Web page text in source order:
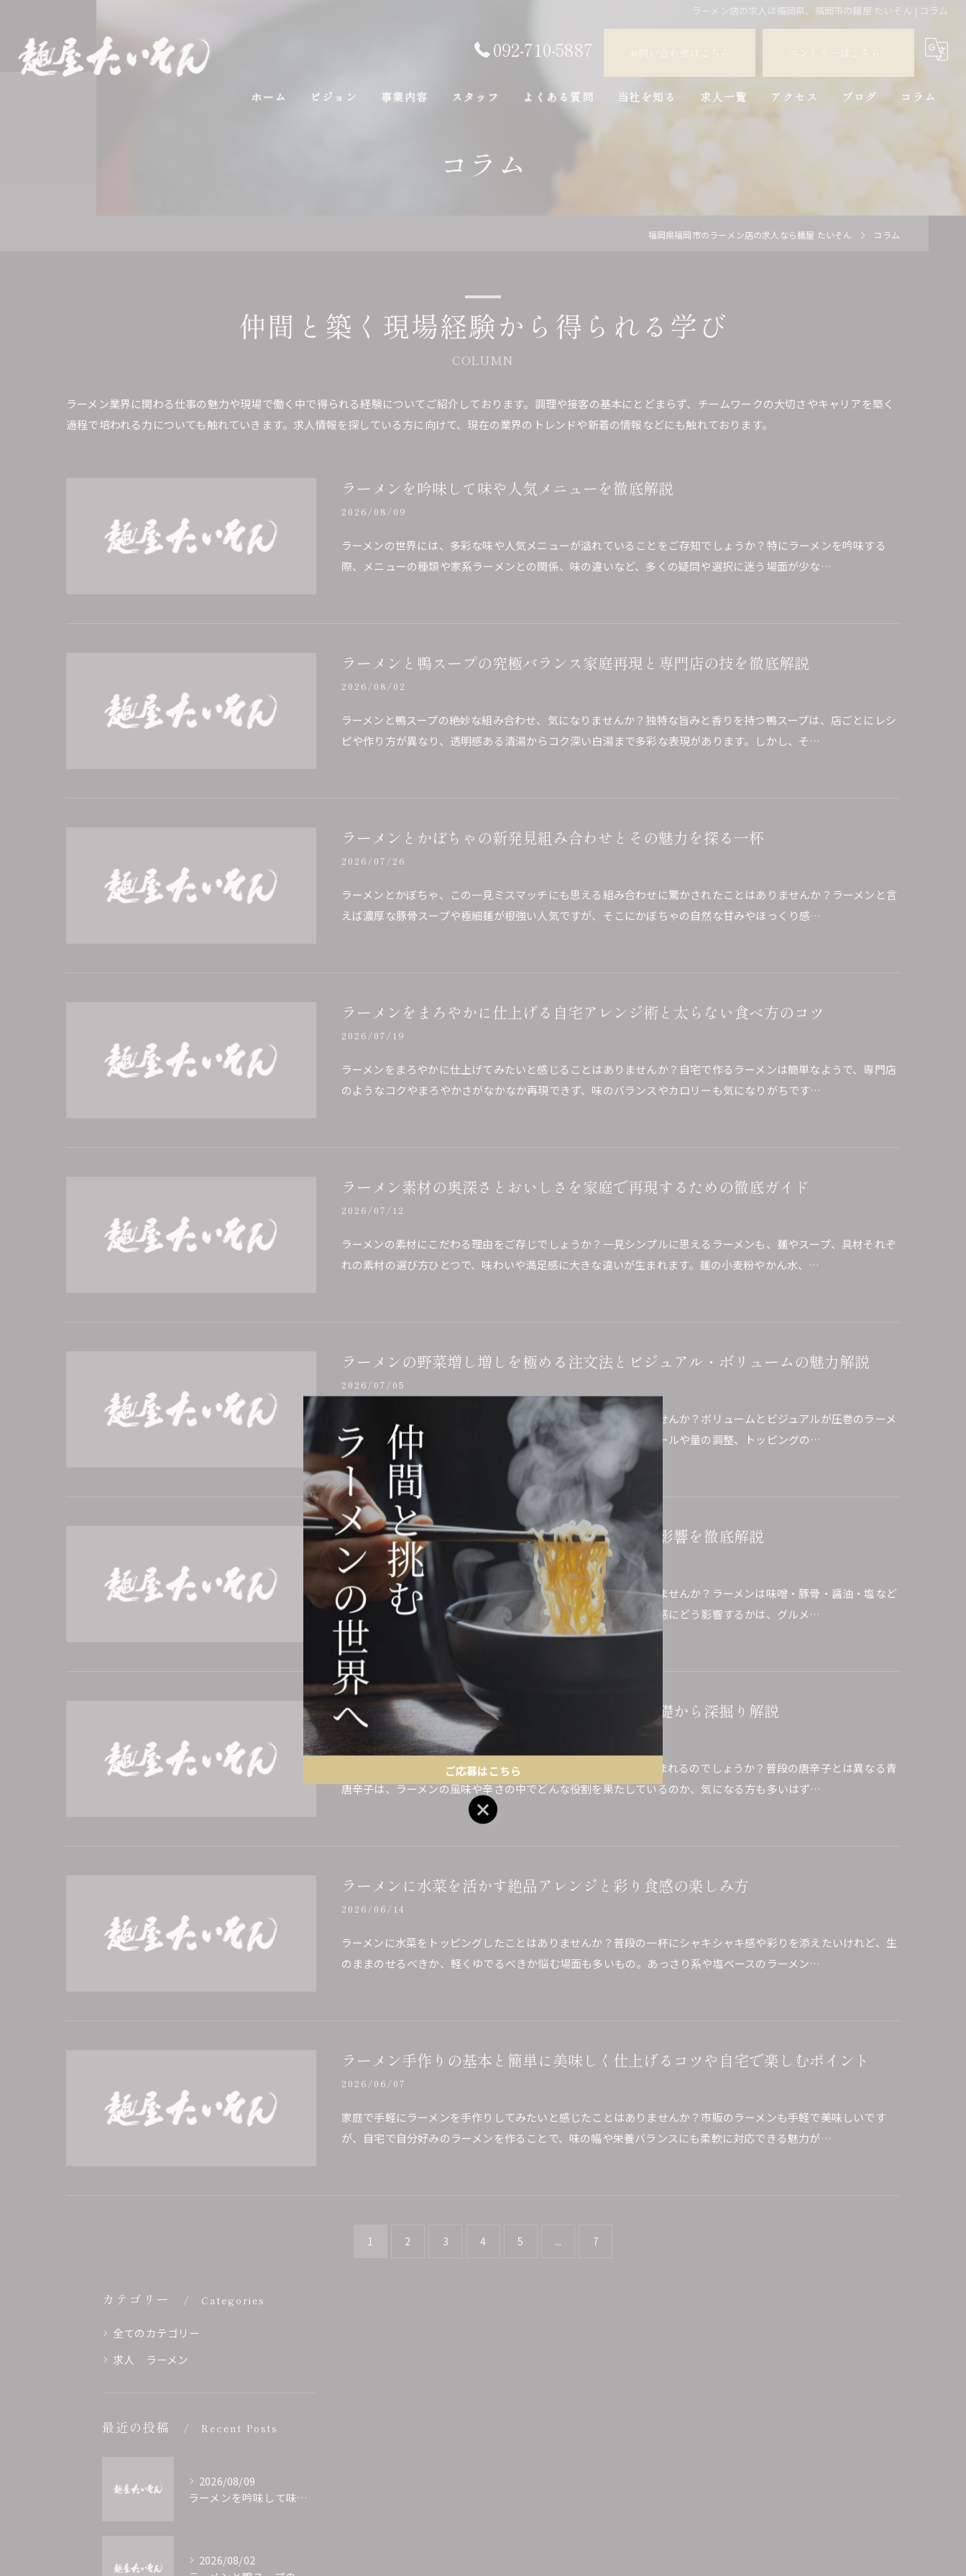
ラーメン店の求人は福岡県、福岡市の麺屋 たいそん | コラム
092-710-5887 お問い合わせはこちら エントリーはこちら
ホーム ビジョン 事業内容 スタッフ よくある質問 当社を知る 求人一覧 アクセス ブログ コラム
コラム
福岡県福岡市のラーメン店の求人なら麺屋 たいそん コラム
仲間と築く現場経験から得られる学び
COLUMN
ラーメン業界に関わる仕事の魅力や現場で働く中で得られる経験についてご紹介しております。調理や接客の基本にとどまらず、チームワークの大切さやキャリアを築く
過程で培われる力についても触れていきます。求人情報を探している方に向けて、現在の業界のトレンドや新着の情報などにも触れております。
ラーメンを吟味して味や人気メニューを徹底解説
2026/08/09
ラーメンの世界には、多彩な味や人気メニューが溢れていることをご存知でしょうか？特にラーメンを吟味する
際、メニューの種類や家系ラーメンとの関係、味の違いなど、多くの疑問や選択に迷う場面が少な…
ラーメンと鴨スープの究極バランス家庭再現と専門店の技を徹底解説
2026/08/02
ラーメンと鴨スープの絶妙な組み合わせ、気になりませんか？独特な旨みと香りを持つ鴨スープは、店ごとにレシ
ピや作り方が異なり、透明感ある清湯からコク深い白湯まで多彩な表現があります。しかし、そ…
ラーメンとかぼちゃの新発見組み合わせとその魅力を探る一杯
2026/07/26
ラーメンとかぼちゃ、この一見ミスマッチにも思える組み合わせに驚かされたことはありませんか？ラーメンと言
えば濃厚な豚骨スープや極細麺が根強い人気ですが、そこにかぼちゃの自然な甘みやほっくり感…
ラーメンをまろやかに仕上げる自宅アレンジ術と太らない食べ方のコツ
2026/07/19
ラーメンをまろやかに仕上げてみたいと感じることはありませんか？自宅で作るラーメンは簡単なようで、専門店
のようなコクやまろやかさがなかなか再現できず、味のバランスやカロリーも気になりがちです…
ラーメン素材の奥深さとおいしさを家庭で再現するための徹底ガイド
2026/07/12
ラーメンの素材にこだわる理由をご存じでしょうか？一見シンプルに思えるラーメンも、麺やスープ、具材それぞ
れの素材の選び方ひとつで、味わいや満足感に大きな違いが生まれます。麺の小麦粉やかん水、…
ラーメンの野菜増し増しを極める注文法とビジュアル・ボリュームの魅力解説
2026/07/05
野菜増し増しのラーメンに挑戦してみたいと感じたことはありませんか？ボリュームとビジュアルが圧巻のラーメ
ンは、ひと口ごとに満足感や達成感が得られる一方で、注文のルールや量の調整、トッピングの…
ラーメンとスフレの意外な関係と味や体調への影響を徹底解説
2026/06/28
ラーメンとスフレに、意外なつながりがあると感じたことはありませんか？ラーメンは味噌・豚骨・醤油・塩など
多彩なバリエーションがあり、それぞれの味や材料が体調や満足感にどう影響するかは、グルメ…
ラーメンと青唐辛子の辛さ比較と味わい方を基礎から深掘り解説
2026/06/21
ラーメンに青唐辛子を加えると、どんな辛さや味わいの違いが生まれるのでしょうか？普段の唐辛子とは異なる青
唐辛子は、ラーメンの風味や辛さの中でどんな役割を果たしているのか、気になる方も多いはず…
ラーメンに水菜を活かす絶品アレンジと彩り食感の楽しみ方
2026/06/14
ラーメンに水菜をトッピングしたことはありませんか？普段の一杯にシャキシャキ感や彩りを添えたいけれど、生
のままのせるべきか、軽くゆでるべきか悩む場面も多いもの。あっさり系や塩ベースのラーメン…
ラーメン手作りの基本と簡単に美味しく仕上げるコツや自宅で楽しむポイント
2026/06/07
家庭で手軽にラーメンを手作りしてみたいと感じたことはありませんか？市販のラーメンも手軽で美味しいです
が、自宅で自分好みのラーメンを作ることで、味の幅や栄養バランスにも柔軟に対応できる魅力が…
1 2 3 4 5 ... 7
カテゴリー Categories
全てのカテゴリー
求人 ラーメン
最近の投稿 Recent Posts
2026/08/09
ラーメンを吟味して味や人気メニューを徹底解説
2026/08/02
ご応募はこちら
ご応募はこちら